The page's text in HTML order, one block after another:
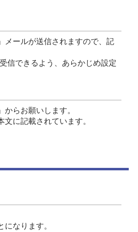
メールが送信されますので、記
信できるよう、あらかじめ設定
らお願いします。
に記載されています。
なります。